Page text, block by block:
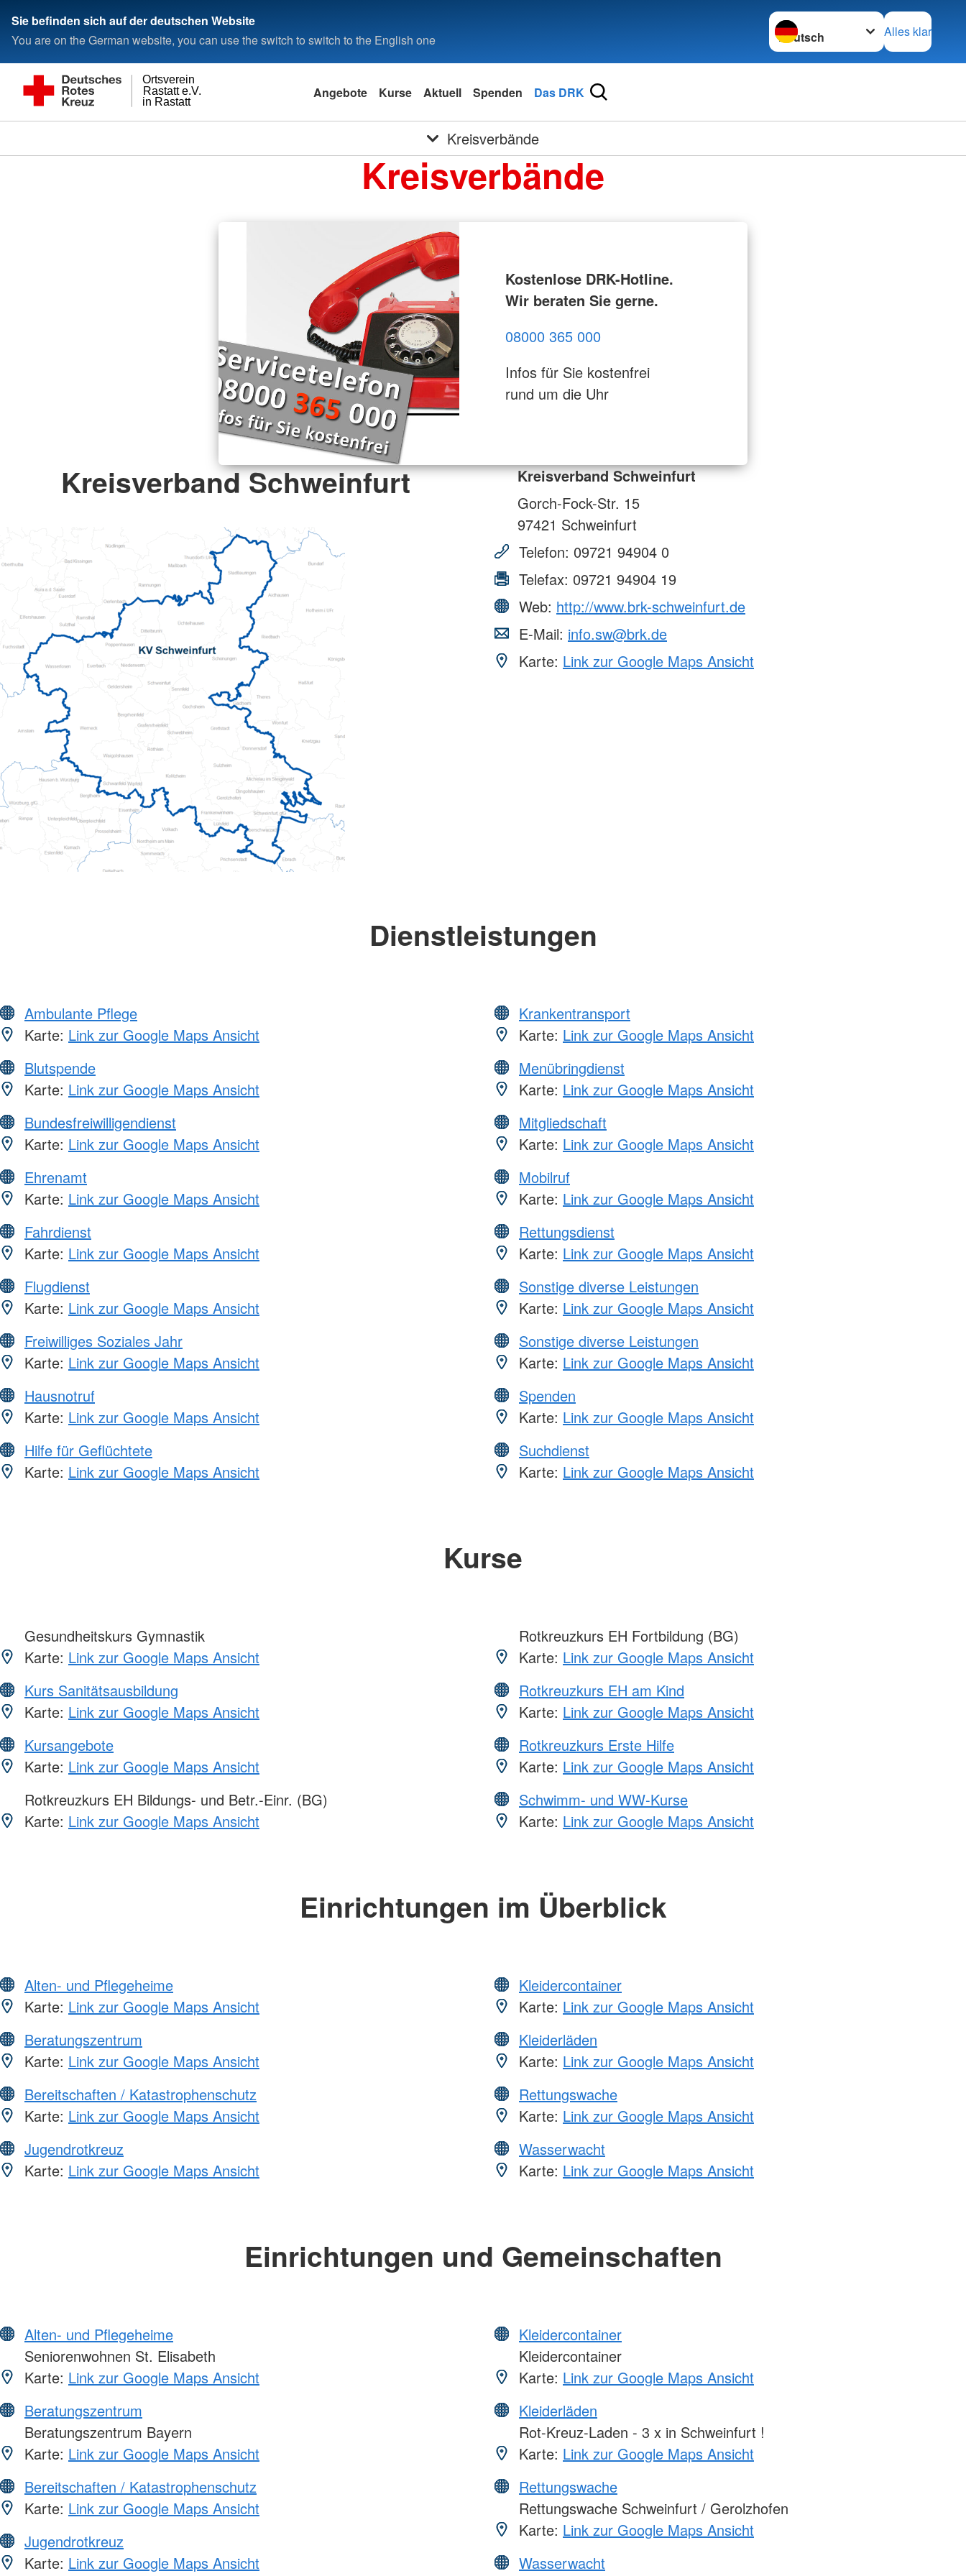
Sie befinden sich auf der deutschen Website
You are on the German website, you can use the switch to switch to the English one
Sprache wechseln zu
Alles klar
in Rastatt
Rastatt e.V.
Ortsverein
Angebote Kurse Aktuell Spenden Das DRK
Kreisverbände
Kreisverbände
Kostenlose DRK-Hotline.
Wir beraten Sie gerne.
08000 365 000
Infos für Sie kostenfrei
rund um die Uhr
Kreisverband Schweinfurt
Kreisverband Schweinfurt
Gorch-Fock-Str. 15
97421 Schweinfurt
Telefon: 09721 94904 0
Telefax: 09721 94904 19
Web: http://www.brk-schweinfurt.de
E-Mail: info.sw@brk.de
Karte: Link zur Google Maps Ansicht
Dienstleistungen
Ambulante Pflege
Karte: Link zur Google Maps Ansicht
Blutspende
Karte: Link zur Google Maps Ansicht
Bundesfreiwilligendienst
Karte: Link zur Google Maps Ansicht
Ehrenamt
Karte: Link zur Google Maps Ansicht
Fahrdienst
Karte: Link zur Google Maps Ansicht
Flugdienst
Karte: Link zur Google Maps Ansicht
Freiwilliges Soziales Jahr
Karte: Link zur Google Maps Ansicht
Hausnotruf
Karte: Link zur Google Maps Ansicht
Hilfe für Geflüchtete
Karte: Link zur Google Maps Ansicht
Krankentransport
Karte: Link zur Google Maps Ansicht
Menübringdienst
Karte: Link zur Google Maps Ansicht
Mitgliedschaft
Karte: Link zur Google Maps Ansicht
Mobilruf
Karte: Link zur Google Maps Ansicht
Rettungsdienst
Karte: Link zur Google Maps Ansicht
Sonstige diverse Leistungen
Karte: Link zur Google Maps Ansicht
Sonstige diverse Leistungen
Karte: Link zur Google Maps Ansicht
Spenden
Karte: Link zur Google Maps Ansicht
Suchdienst
Karte: Link zur Google Maps Ansicht
Kurse
Gesundheitskurs Gymnastik
Karte: Link zur Google Maps Ansicht
Kurs Sanitätsausbildung
Karte: Link zur Google Maps Ansicht
Kursangebote
Karte: Link zur Google Maps Ansicht
Rotkreuzkurs EH Bildungs- und Betr.-Einr. (BG)
Karte: Link zur Google Maps Ansicht
Rotkreuzkurs EH Fortbildung (BG)
Karte: Link zur Google Maps Ansicht
Rotkreuzkurs EH am Kind
Karte: Link zur Google Maps Ansicht
Rotkreuzkurs Erste Hilfe
Karte: Link zur Google Maps Ansicht
Schwimm- und WW-Kurse
Karte: Link zur Google Maps Ansicht
Einrichtungen im Überblick
Alten- und Pflegeheime
Karte: Link zur Google Maps Ansicht
Beratungszentrum
Karte: Link zur Google Maps Ansicht
Bereitschaften / Katastrophenschutz
Karte: Link zur Google Maps Ansicht
Jugendrotkreuz
Karte: Link zur Google Maps Ansicht
Kleidercontainer
Karte: Link zur Google Maps Ansicht
Kleiderläden
Karte: Link zur Google Maps Ansicht
Rettungswache
Karte: Link zur Google Maps Ansicht
Wasserwacht
Karte: Link zur Google Maps Ansicht
Einrichtungen und Gemeinschaften
Alten- und Pflegeheime
Seniorenwohnen St. Elisabeth
Karte: Link zur Google Maps Ansicht
Beratungszentrum
Beratungszentrum Bayern
Karte: Link zur Google Maps Ansicht
Bereitschaften / Katastrophenschutz
Karte: Link zur Google Maps Ansicht
Jugendrotkreuz
Karte: Link zur Google Maps Ansicht
Kleidercontainer
Kleidercontainer
Karte: Link zur Google Maps Ansicht
Kleiderläden
Rot-Kreuz-Laden - 3 x in Schweinfurt !
Karte: Link zur Google Maps Ansicht
Rettungswache
Rettungswache Schweinfurt / Gerolzhofen
Karte: Link zur Google Maps Ansicht
Wasserwacht